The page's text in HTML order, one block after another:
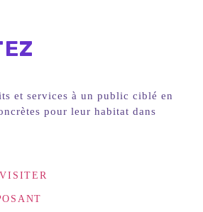
et services à un public ciblé en
pour leur habitat dans
VISITER